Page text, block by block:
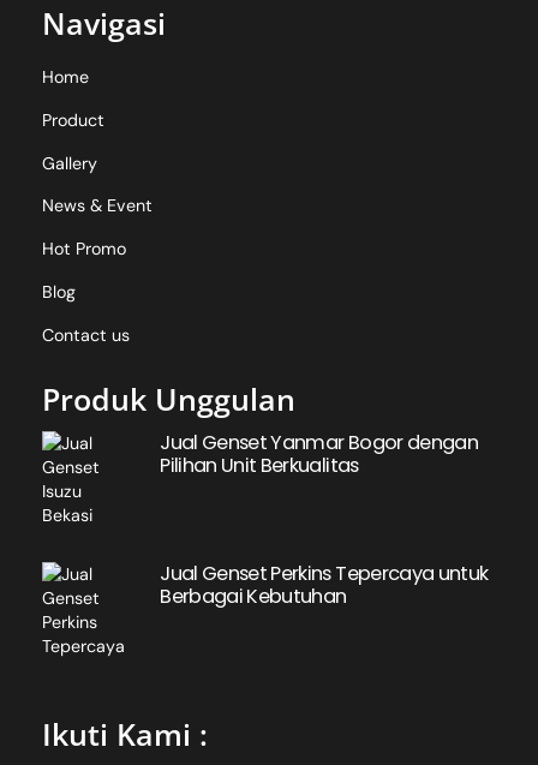
Navigasi
Home
Product
Gallery
News & Event
Hot Promo
Blog
Contact us
Produk Unggulan
Jual Genset Yanmar Bogor dengan
Pilihan Unit Berkualitas
Jual Genset Perkins Tepercaya untuk
Berbagai Kebutuhan
Ikuti Kami :